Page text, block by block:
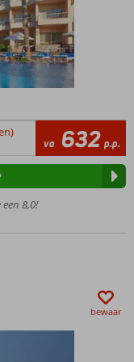
va 632 p.p.
8,0!
bewaar